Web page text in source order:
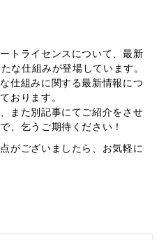
トライセンスについて、最新
な仕組みが登場しています。
仕組みに関する最新情報につ
おります。
また別記事にてご紹介をさせ
、乞うご期待ください！
がございましたら、お気軽に